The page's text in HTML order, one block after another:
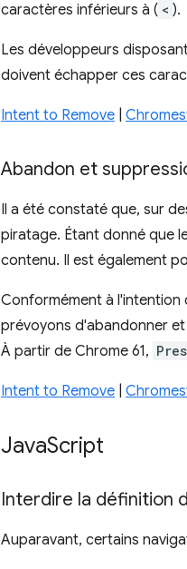
caractères inférieurs à ( < ).
Les développeurs
doivent échapper ces
Intent to Remove
Abandon et
Il a été constaté que, sur
piratage. Étant donné que
contenu. Il est également
Conformément à l'intention
prévoyons d'abandonner
À partir de Chrome 61,
Intent to Remove
JavaScript
Interdire la définition
Auparavant, certains